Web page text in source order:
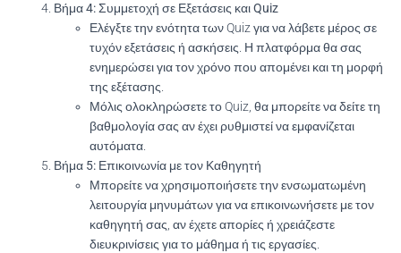
Βήμα 4: Συμμετοχή σε Εξετάσεις και Quiz
Ελέγξτε την ενότητα των Quiz για να λάβετε μέρος σε
τυχόν εξετάσεις ή ασκήσεις. Η πλατφόρμα θα σας
ενημερώσει για τον χρόνο που απομένει και τη μορφή
της εξέτασης.
Μόλις ολοκληρώσετε το Quiz, θα μπορείτε να δείτε τη
βαθμολογία σας αν έχει ρυθμιστεί να εμφανίζεται
αυτόματα.
Βήμα 5: Επικοινωνία με τον Καθηγητή
Μπορείτε να χρησιμοποιήσετε την ενσωματωμένη
λειτουργία μηνυμάτων για να επικοινωνήσετε με τον
καθηγητή σας, αν έχετε απορίες ή χρειάζεστε
διευκρινίσεις για το μάθημα ή τις εργασίες.